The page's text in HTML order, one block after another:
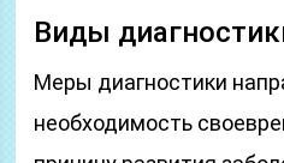
Виды
Меры диагностики
необходимость